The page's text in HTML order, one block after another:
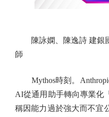
陳詠嫻、陳逸詩 建銀
師
Mythos時刻。
AI從通用助手轉向專業化
稱因能力過於強大而不宜